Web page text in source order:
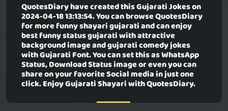
QuotesDiary have created thisGujarati Jokeson
2024-04-18 13:13:54. You can browse QuotesDiary
for more funny shayari gujarati and can enjoy
best funny status gujarati with attractive
background image and gujarati comedy jokes
with Gujarati Font. You can set this as WhatsApp
Status, Download Status image or even you can
share on your favorite Social media in just one
click. Enjoy Gujarati Shayari with QuotesDiary.